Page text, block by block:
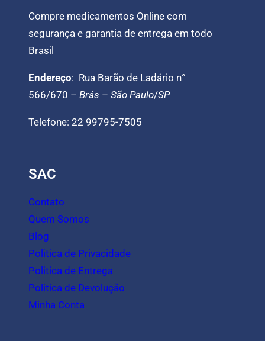
Compre medicamentos Online com
segurança e garantia de entrega em todo
Brasil
Endereço: Rua Barão de Ladário n°
566/670 – Brás – São Paulo/SP
Telefone: 22 99795-7505
SAC
Contato
Quem Somos
Blog
Politica de Privacidade
Politica de Entrega
Politica de Devolução
Minha Conta